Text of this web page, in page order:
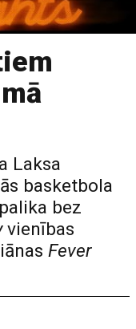
Laksa
basketbola
bez
vienības
Fever